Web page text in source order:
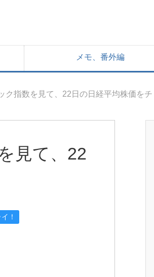
メモ、番外編
ク指数を見て、22日の日経平均株価をチ
見て、22
！